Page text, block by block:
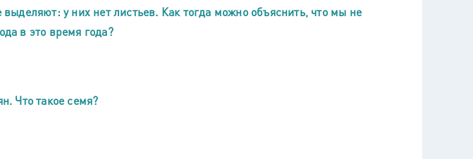
у них нет листьев. Как тогда можно объяснить, что мы не
в это время года?
Что такое семя?